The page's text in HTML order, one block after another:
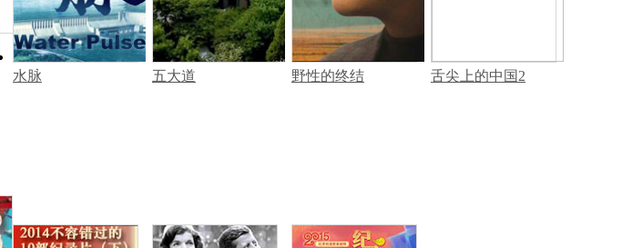
水脉
五大道 野性的终结 舌尖上的中国2